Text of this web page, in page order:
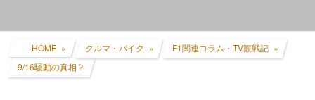
HOME クルマ・バイク
F1関連コラム・TV観戦記
9/16騒動の真相？